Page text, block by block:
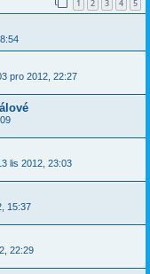
1 2 3 4 5
pro 2012, 22:27
lis 2012, 23:03
15:37
22:29